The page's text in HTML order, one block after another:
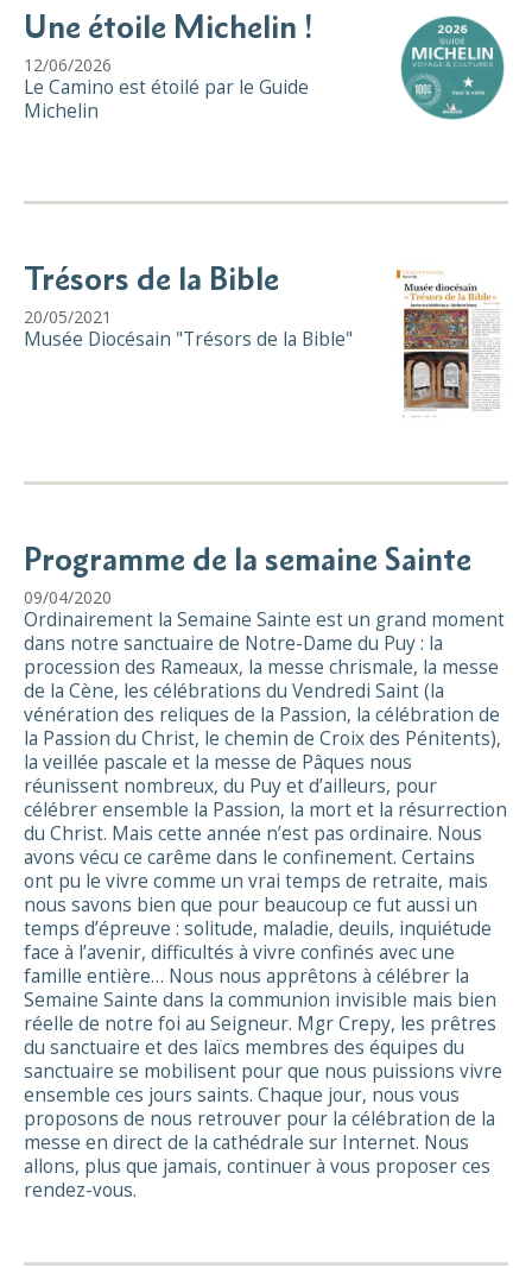
Une étoile Michelin !
12/06/2026
Le Camino est étoilé par le Guide
Michelin
Trésors de la Bible
20/05/2021
Musée Diocésain "Trésors de la Bible"
Programme de la semaine Sainte
09/04/2020
Ordinairement la Semaine Sainte est un grand moment
dans notre sanctuaire de Notre-Dame du Puy : la
procession des Rameaux, la messe chrismale, la messe
de la Cène, les célébrations du Vendredi Saint (la
vénération des reliques de la Passion, la célébration de
la Passion du Christ, le chemin de Croix des Pénitents),
la veillée pascale et la messe de Pâques nous
réunissent nombreux, du Puy et d’ailleurs, pour
célébrer ensemble la Passion, la mort et la résurrection
du Christ. Mais cette année n’est pas ordinaire. Nous
avons vécu ce carême dans le confinement. Certains
ont pu le vivre comme un vrai temps de retraite, mais
nous savons bien que pour beaucoup ce fut aussi un
temps d’épreuve : solitude, maladie, deuils, inquiétude
face à l’avenir, difficultés à vivre confinés avec une
famille entière… Nous nous apprêtons à célébrer la
Semaine Sainte dans la communion invisible mais bien
réelle de notre foi au Seigneur. Mgr Crepy, les prêtres
du sanctuaire et des laïcs membres des équipes du
sanctuaire se mobilisent pour que nous puissions vivre
ensemble ces jours saints. Chaque jour, nous vous
proposons de nous retrouver pour la célébration de la
messe en direct de la cathédrale sur Internet. Nous
allons, plus que jamais, continuer à vous proposer ces
rendez-vous.